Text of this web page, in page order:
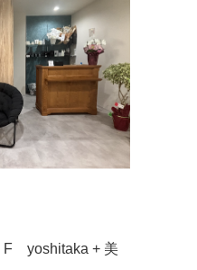
yoshitaka + 美